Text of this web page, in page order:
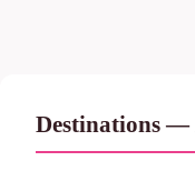
Destinations —